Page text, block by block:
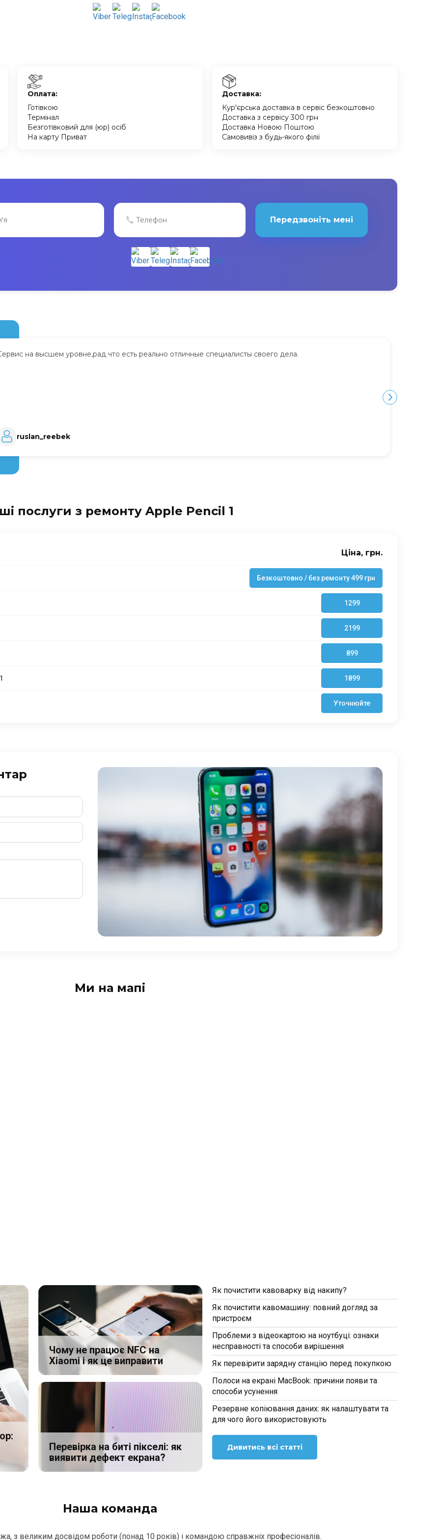
Оплата:
Готівкою
Термінал
Безготівковий для (юр) осіб
На карту Приват
Доставка:
Кур'єрська доставка в сервіс безкоштовно
Доставка з сервісу 300 грн
Доставка Новою Поштою
Самовивіз з будь-якого філії
Передзвоніть мені
на высшем уровне,рад что есть реально отличные специалисты своего дела.
ruslan_reebek
послуги з ремонту Apple Pencil 1
Ціна, грн.
Безкоштовно / без ремонту 499 грн
1299
2199
899
1899
Уточнюйте
Ми на мапі
Чому не працює NFC на
Xiaomi і як це виправити
Перевірка на биті пікселі: як
виявити дефект екрана?
Як почистити кавоварку від накипу?
Як почистити кавомашину: повний догляд за
пристроєм
Проблеми з відеокартою на ноутбуці: ознаки
несправності та способи вирішення
Як перевірити зарядну станцію перед покупкою
Полоси на екрані MacBook: причини появи та
способи усунення
Резервне копіювання даних: як налаштувати та
для чого його використовують
Дивитись всі статті
Наша команда
з великим досвідом роботи (понад 10 років) і командою справжніх професіоналів.